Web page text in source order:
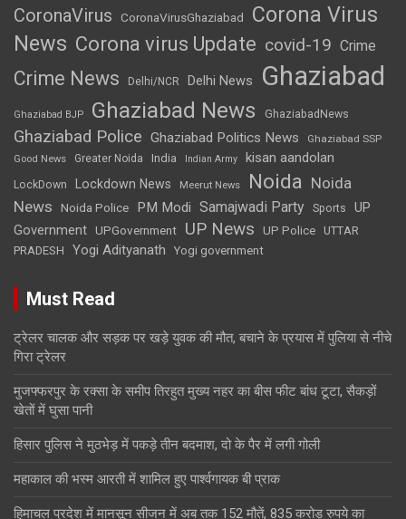
CoronaVirus CoronaVirusGhaziabad
Corona Virus
News Corona virus Update covid-19 Crime
Crime News Delhi/NCR Delhi News Ghaziabad
Ghaziabad BJP Ghaziabad News GhaziabadNews
Ghaziabad Police Ghaziabad Politics News Ghaziabad SSP
Good News Greater Noida India Indian Army kisan aandolan
LockDown Lockdown News Meerut News Noida Noida
News
Noida Police PM Modi Samajwadi Party Sports
UP
Government UPGovernment UP News UP Police
UTTAR
PRADESH
Yogi Adityanath Yogi government
Must Read
ट्रेलर चालक और सड़क पर खड़े युवक की मौत, बचाने के प्रयास में पुलिया से नीचे
गिरा ट्रेलर
मुजफ्फरपुर के रक्सा के समीप तिरहुत मुख्य नहर का बीस फीट बांध टूटा, सैकड़ों
खेतों में घुसा पानी
हिसार पुलिस ने मुठभेड़ में पकड़े तीन बदमाश, दो के पैर में लगी गोली
महाकाल की भस्म आरती में शामिल हुए पार्श्वगायक बी प्राक
हिमाचल प्रदेश में मानसून सीजन में अब तक 152 मौतें, 835 करोड़ रुपये का